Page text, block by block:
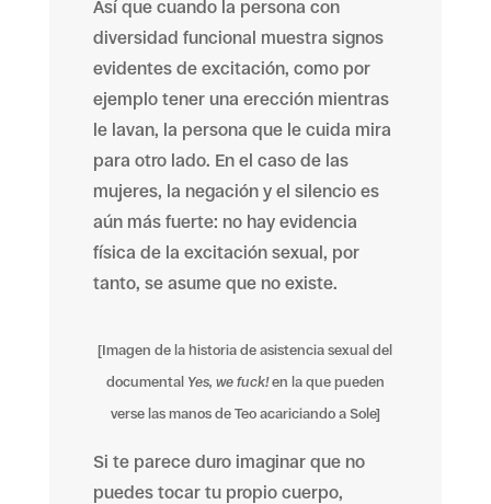
Así que cuando la persona con
diversidad funcional muestra signos
evidentes de excitación, como por
ejemplo tener una erección mientras
le lavan, la persona que le cuida mira
para otro lado. En el caso de las
mujeres, la negación y el silencio es
aún más fuerte: no hay evidencia
física de la excitación sexual, por
tanto, se asume que no existe.
[Imagen de la historia de asistencia sexual del
documental Yes, we fuck!en la que pueden
verse las manos de Teo acariciando a Sole]
Si te parece duro imaginar que no
puedes tocar tu propio cuerpo,